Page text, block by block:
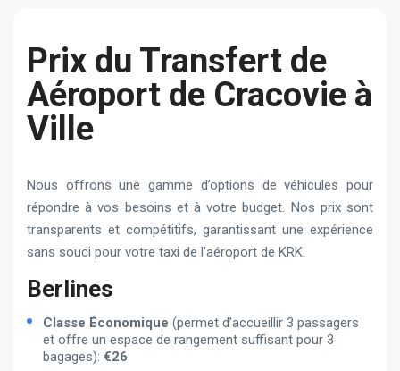
Prix du Transfert de
Aéroport de Cracovie à
Ville
Nous offrons une gamme d’options de véhicules pour
répondre à vos besoins et à votre budget. Nos prix sont
transparents et compétitifs, garantissant une expérience
sans souci pour votre taxi de l’aéroport de KRK.
Berlines
Classe Économique (permet d’accueillir 3 passagers
et offre un espace de rangement suffisant pour 3
bagages): €26